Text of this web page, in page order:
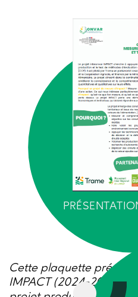
Cette plaquette
IMPACT (2024-2025)